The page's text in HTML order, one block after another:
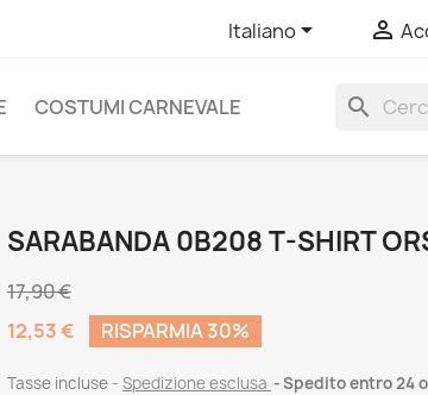
Italiano 
COSTUMI CARNEVALE search
SARABANDA 0B208 T-SHIRT
17,90 €
12,53 €
RISPARMIA 30%
Tasse incluse Spedizione esclusa Spedito entro 24